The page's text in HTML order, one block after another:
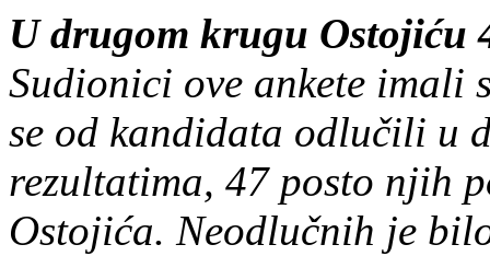
U drugom krugu Ostojiću
Sudionici ove ankete imali
se od kandidata odlučili u
rezultatima, 47 posto njih
Ostojića. Neodlučnih je